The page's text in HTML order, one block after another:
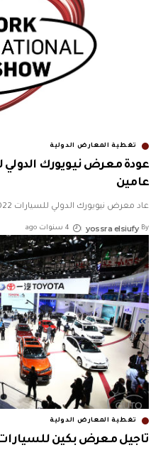
تغطية المعارض الدولية
عامين
عاد معرض نيويورك الدولي للسيارات 2022 (NYIAS) في
By
yossra elsiufy 4 سنوات ago
تغطية المعارض الدولية